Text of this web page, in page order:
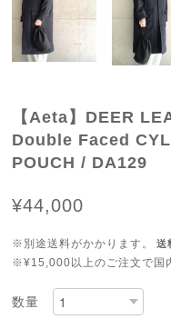
【Aeta】DEER
Double Faced
POUCH / DA129
¥44,000
※別途送料がかかります。 送
※¥15,000以上のご注文で国
数量